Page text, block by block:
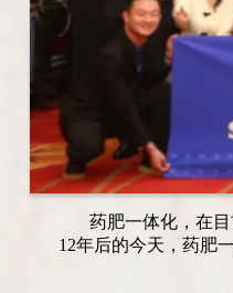
药肥一体化，在
12年后的今天，药肥